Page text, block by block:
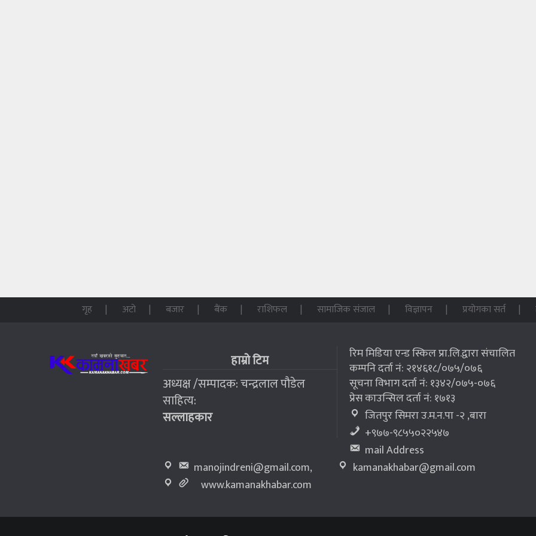
गृह अटो बजार बैंक राशिफल सामाजिक संजाल विज्ञापन प्रयोगका सर्त
हाम्रो टिम
अध्यक्ष /सम्पादक: चन्द्रलाल पौडेल
साहित्य:
सल्लाहकार
रिम मिडिया एन्ड स्किल प्रा.लि.द्वारा संचालित
कम्पनि दर्ता नं: २१४६१८/०७५/०७६
सूचना विभाग दर्ता नं: १३४२/०७५-०७६
प्रेस काउन्सिल दर्ता नं: १७१३
जितपुर सिमरा उ.म.न.पा -२ ,बारा
+९७७-९८५५०२२५४७
mail Address
manojindreni@gmail.com,
kamanakhabar@gmail.com
www.kamanakhabar.com